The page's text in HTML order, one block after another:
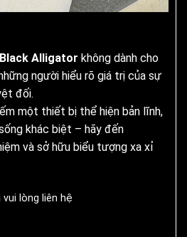
Alligator không dành cho
người hiểu rõ giá trị của sự
đối.
một thiết bị thể hiện bản lĩnh,
khác biệt – hãy đến
và sở hữu biểu tượng xa xỉ
lòng liên hệ